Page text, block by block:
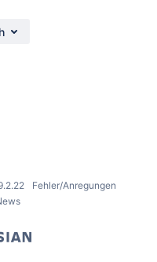
Fehler/Anregungen